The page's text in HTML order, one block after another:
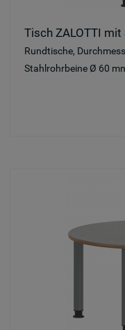
Tisch ZALOTTI
Rundtische,
Stahlrohrbeine Ø 60